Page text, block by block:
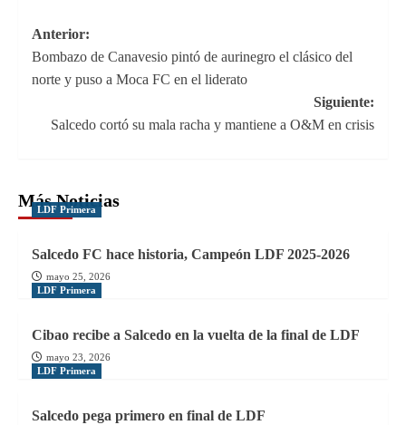
Navegación
de
entradas
Anterior:
Bombazo de Canavesio pintó de aurinegro el clásico del
norte y puso a Moca FC en el liderato
Siguiente:
Salcedo cortó su mala racha y mantiene a O&M en crisis
Más Noticias
LDF Primera
Salcedo FC hace historia, Campeón LDF 2025-2026
mayo 25, 2026
LDF Primera
Cibao recibe a Salcedo en la vuelta de la final de LDF
mayo 23, 2026
LDF Primera
Salcedo pega primero en final de LDF